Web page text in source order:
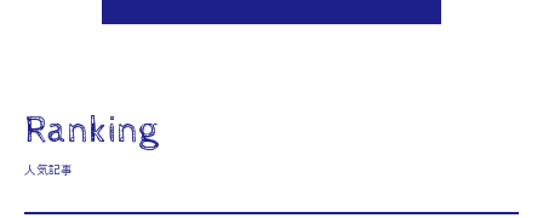
Ranking
人気記事